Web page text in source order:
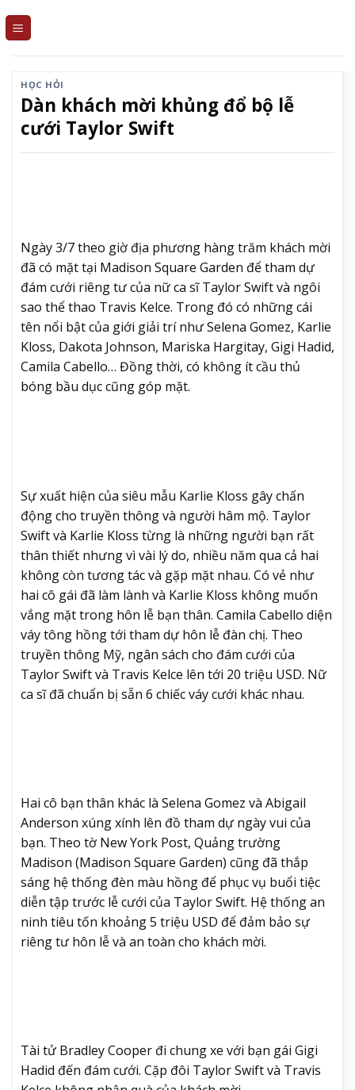
HỌC HỎI
Dàn khách mời khủng đổ bộ lễ
cưới Taylor Swift
Ngày 3/7 theo giờ địa phương hàng trăm khách mời
đã có mặt tại Madison Square Garden để tham dự
đám cưới riêng tư của nữ ca sĩ Taylor Swift và ngôi
sao thể thao Travis Kelce. Trong đó có những cái
tên nổi bật của giới giải trí như Selena Gomez, Karlie
Kloss, Dakota Johnson, Mariska Hargitay, Gigi Hadid,
Camila Cabello… Đồng thời, có không ít cầu thủ
bóng bầu dục cũng góp mặt.
Sự xuất hiện của siêu mẫu Karlie Kloss gây chấn
động cho truyền thông và người hâm mộ. Taylor
Swift và Karlie Kloss từng là những người bạn rất
thân thiết nhưng vì vài lý do, nhiều năm qua cả hai
không còn tương tác và gặp mặt nhau. Có vẻ như
hai cô gái đã làm lành và Karlie Kloss không muốn
vắng mặt trong hôn lễ bạn thân. Camila Cabello diện
váy tông hồng tới tham dự hôn lễ đàn chị. Theo
truyền thông Mỹ, ngân sách cho đám cưới của
Taylor Swift và Travis Kelce lên tới 20 triệu USD. Nữ
ca sĩ đã chuẩn bị sẵn 6 chiếc váy cưới khác nhau.
Hai cô bạn thân khác là Selena Gomez và Abigail
Anderson xúng xính lên đồ tham dự ngày vui của
bạn. Theo tờ New York Post, Quảng trường
Madison (Madison Square Garden) cũng đã thắp
sáng hệ thống đèn màu hồng để phục vụ buổi tiệc
diễn tập trước lễ cưới của Taylor Swift. Hệ thống an
ninh tiêu tốn khoảng 5 triệu USD để đảm bảo sự
riêng tư hôn lễ và an toàn cho khách mời.
Tài tử Bradley Cooper đi chung xe với bạn gái Gigi
Hadid đến đám cưới. Cặp đôi Taylor Swift và Travis